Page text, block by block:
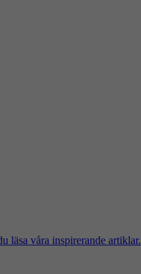
läsa våra inspirerande artiklar.